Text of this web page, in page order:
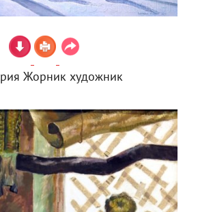
Жорник художник